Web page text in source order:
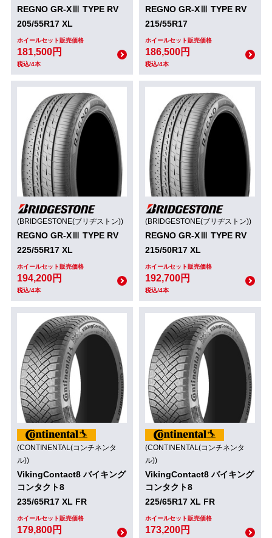
REGNO GR-XⅢ TYPE RV
205/55R17 XL
ホイールセット販売価格
181,500円
税込/4本
REGNO GR-XⅢ TYPE RV
215/55R17
ホイールセット販売価格
186,500円
税込/4本
(BRIDGESTONE(ブリヂストン))
REGNO GR-XⅢ TYPE RV
225/55R17 XL
ホイールセット販売価格
194,200円
税込/4本
(BRIDGESTONE(ブリヂストン))
REGNO GR-XⅢ TYPE RV
215/50R17 XL
ホイールセット販売価格
192,700円
税込/4本
(CONTINENTAL(コンチネンタ
ル))
VikingContact8 バイキング
コンタクト8
235/65R17 XL FR
ホイールセット販売価格
179,800円
(CONTINENTAL(コンチネンタ
ル))
VikingContact8 バイキング
コンタクト8
225/65R17 XL FR
ホイールセット販売価格
173,200円